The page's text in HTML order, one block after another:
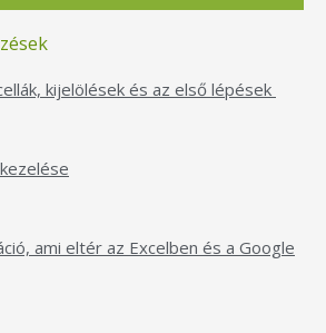
kijelölések és az első lépések
ami eltér az Excelben és a Google